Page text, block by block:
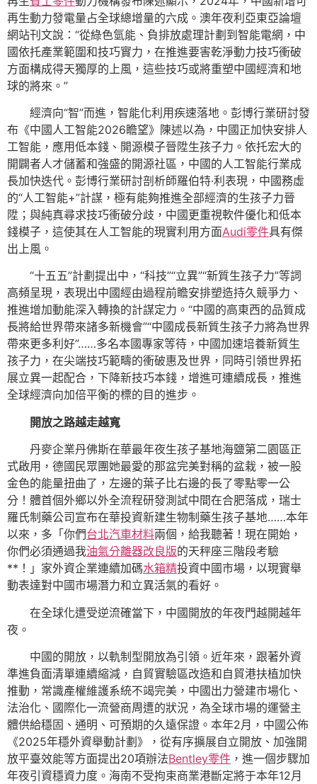
再生動力發電量占全球總增量的六成。澳年夜利亞東亞論壇
網站刊文說：“從綠色氫能、負排放處理計劃到智能電網，中
國依托產業範圍和技巧實力，在推進要害乾淨動力技巧衝破
方面構成得天獨厚的上風，這些技巧或將重塑中國經濟和地
球的將來。”
經濟向“智”而進，智能化利用疾速落地。彭博行業研討發
布《中國人工智能2026瞻望》陳述以為，中國正加快安排人
工智能，應用低本錢、開源模子晉陞生孩子力。依托宏大的
開闢者人才儲蓄和強盛的開源社區，中國的人工智能行業成
長加快迭代。彭博行業研討剖析師羅伯特·利表現，中國務虛
的“人工智能+”計謀，極有能夠推進全部經濟的生孩子力晉
陞；與純真尋求技巧衝破分歧，中國更重視軟件優化和低本
錢模子，這使其在人工智能的現實利用方面Audi零件具有傑
出上風。
“十五五”計劃提出中，“科技”“立異”“新質生孩子力”等詞
高頻呈現，表現出中國經由過程前瞻安排塑造持久競爭力、
推進增加動能深入轉換的計謀定力。“中國的高東西的品質成
長將給世界帶來諸多新機會”“中國成長新質生孩子力將為世界
帶來更多利好”……多名本國專家等待，中國加速培養新質生
孩子力，在尖端技巧範疇的衝破惠及世界，同時引領世界拓
展立異一起配合，下降新技巧本錢，增進可連續成長，推進
全球經濟向加倍平衡的標的目的進步。
開放之路越走越寬
丹麥企業丹佛斯在華最年夜生孩子基地海鹽第二園區正
式啟用，德國民眾團她最愛的那盆完美對稱的盆栽，被一股
金色的能量扭曲了，左邊的葉子比右邊的長了零點零一公
分！體首個外鄉以外全流程研發測試中間在合肥落成，瑞士
羅氏制藥公司宣布在華投資新建生物制藥生孩子基地……本年
以來，多「你們台北汽車材料兩個，給我聽著！現在開始，
你們必須通過我油氣分離器改良版的天秤座三階段考驗
**！」家外資企業連續加碼水箱精投資中國市場，以現實舉
動表達對中國市場潛力和立異活氣的看好。
在全球化遭受逆流確當下，中國開放的年夜門越開越年
夜。
中國的開放，以軌制型開放為引領。近年來，跟著外資
準進負面清單連續縮減，自貿實驗區改造和自貿港扶植加快
推動，常識產權維護系統不竭完美，中國出力營建市場化、
法治化、國際化一流營商周遭的狀況，為全球市場的運營主
體供給穩固、通明、可預期的久遠保證。本年2月，中國公佈
《2025年穩外資舉動計劃》，從有序擴展自立開放、加強開
放平臺效能等方面提出20項辦法Bentley零件 ，進一個步驟加
年夜引資穩資力度。海南不受拘束商業港斷定將于本年12月